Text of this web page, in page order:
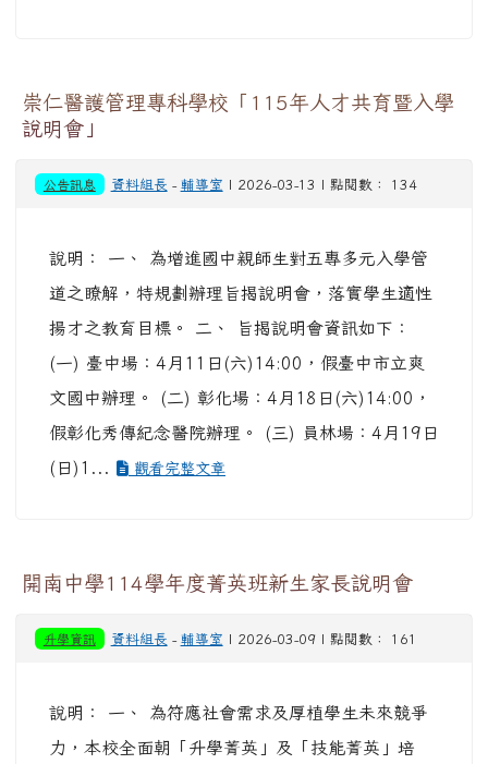
崇仁醫護管理專科學校「115年人才共育暨入學
說明會」
公告訊息 資料組長 - 輔導室 | 2026-03-13 | 點閱數： 134
說明： 一、 為增進國中親師生對五專多元入學管
道之瞭解，特規劃辦理旨揭說明會，落實學生適性
揚才之教育目標。 二、 旨揭說明會資訊如下：
(一) 臺中場：4月11日(六)14:00，假臺中市立爽
文國中辦理。 (二) 彰化場：4月18日(六)14:00，
假彰化秀傳紀念醫院辦理。 (三) 員林場：4月19日
(日)1...
觀看完整文章
開南中學114學年度菁英班新生家長說明會
升學資訊 資料組長 - 輔導室 | 2026-03-09 | 點閱數： 161
說明： 一、 為符應社會需求及厚植學生未來競爭
力，本校全面朝「升學菁英」及「技能菁英」培